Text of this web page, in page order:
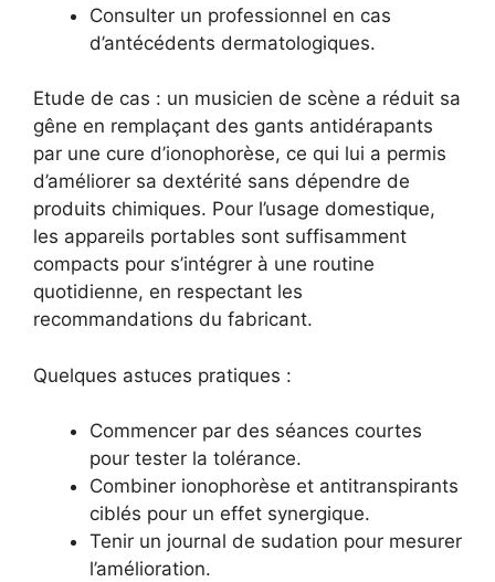
Consulter un professionnel en cas
d’antécédents dermatologiques.
Etude de cas : un musicien de scène a réduit sa
gêne en remplaçant des gants antidérapants
par une cure d’ionophorèse, ce qui lui a permis
d’améliorer sa dextérité sans dépendre de
produits chimiques. Pour l’usage domestique,
les appareils portables sont suffisamment
compacts pour s’intégrer à une routine
quotidienne, en respectant les
recommandations du fabricant.
Quelques astuces pratiques :
Commencer par des séances courtes
pour tester la tolérance.
Combiner ionophorèse et antitranspirants
ciblés pour un effet synergique.
Tenir un journal de sudation pour mesurer
l’amélioration.